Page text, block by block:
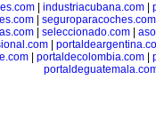
| industriacubana.com|
| seguroparacoches.com
seleccionado.com
portaldecolombia.com